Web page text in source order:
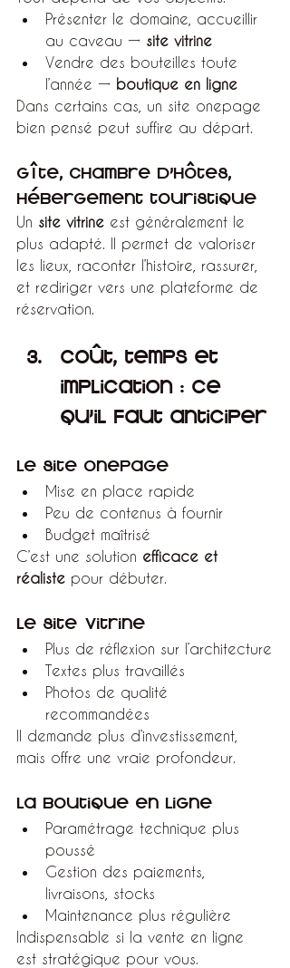
Présenter le domaine, accueillir
au caveau → site vitrine
Vendre des bouteilles toute
l’année → boutique en ligne
Dans certains cas, un site onepage
bien pensé peut suffire au départ.
Gîte, chambre d’hôtes,
hébergement touristique
Un site vitrine est généralement le
plus adapté. Il permet de valoriser
les lieux, raconter l’histoire, rassurer,
et rediriger vers une plateforme de
réservation.
Coût, temps et
implication : ce
qu’il faut anticiper
Le site Onepage
Mise en place rapide
Peu de contenus à fournir
Budget maîtrisé
C’est une solution efficace et
réaliste pour débuter.
Le site vitrine
Plus de réflexion sur l’architecture
Textes plus travaillés
Photos de qualité
recommandées
Il demande plus d’investissement,
mais offre une vraie profondeur.
La boutique en ligne
Paramétrage technique plus
poussé
Gestion des paiements,
livraisons, stocks
Maintenance plus régulière
Indispensable si la vente en ligne
est stratégique pour vous.